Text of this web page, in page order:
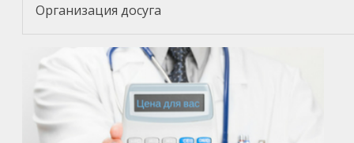
Организация досуга